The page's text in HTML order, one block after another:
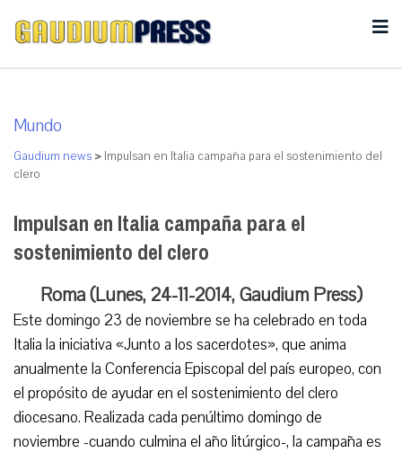
Mundo
Gaudium news > Impulsan en Italia campaña para el sostenimiento del
clero
Impulsan en Italia campaña para el
sostenimiento del clero
Roma (Lunes, 24-11-2014, Gaudium Press)
Este domingo 23 de noviembre se ha celebrado en toda
Italia la iniciativa «Junto a los sacerdotes», que anima
anualmente la Conferencia Episcopal del país europeo, con
el propósito de ayudar en el sostenimiento del clero
diocesano. Realizada cada penúltimo domingo de
noviembre -cuando culmina el año litúrgico-, la campaña es